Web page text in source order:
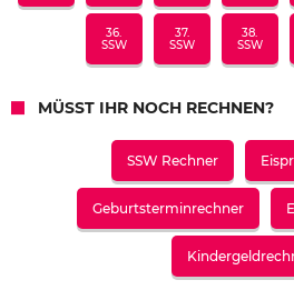
36.
SSW
37.
SSW
38.
SSW
MÜSST IHR NOCH RECHNEN?
SSW Rechner
Geburtsterminrechner